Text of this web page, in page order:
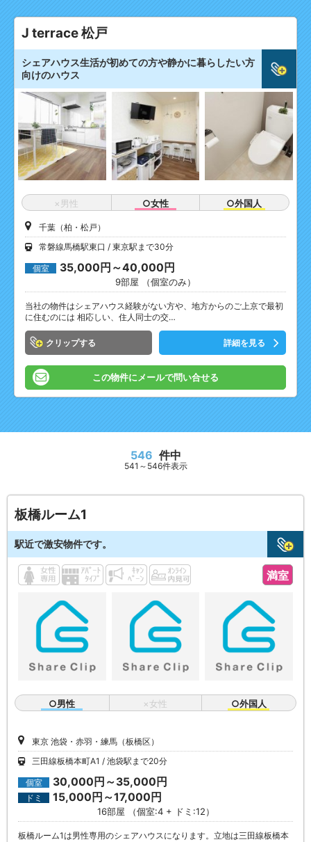
J terrace 松戸
シェアハウス生活が初めての方や静かに暮らしたい方
向けのハウス
×男性 ○女性 ○外国人
千葉（柏・松戸）
常磐線馬橋駅東口
東京駅まで30分
個室 35,000円～40,000円
9部屋 （個室のみ）
当社の物件はシェアハウス経験がない方や、地方からのご上京で最初
に住むのには 相応しい、住人同士の交…
クリップ 詳細を見る
この物件にメールで問い合せる
546 件中
541～546件表示
板橋ルーム1
駅近で激安物件です。
満室
○男性 ×女性 ○外国人
東京 池袋・赤羽・練馬（板橋区）
三田線板橋本町A1
池袋駅まで20分
個室 30,000円～35,000円
ドミ 15,000円～17,000円
16部屋 （個室:4 + ドミ:12）
板橋ルーム1は男性専用のシェアハウスになります。立地は三田線板橋本